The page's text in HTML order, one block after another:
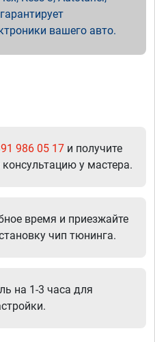
вашего авто.
986 05 17 и получите
у мастера.
время и приезжайте
чип тюнинга.
на 1-3 часа для